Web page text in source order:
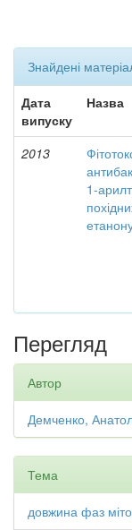
Знайдені
Дата
випуску
Назва
2013
1-
Перегляд
Автор
Демченко,
Тема
довжина фаз